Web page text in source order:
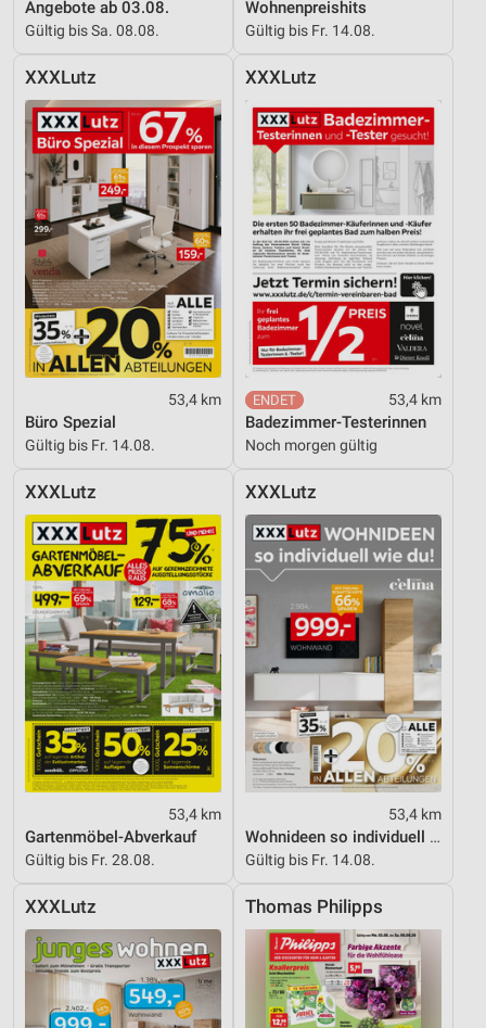
Angebote ab 03.08.
Gültig bis Sa. 08.08.
Wohnenpreishits
Gültig bis Fr. 14.08.
XXXLutz
53,4 km
Büro Spezial
Gültig bis Fr. 14.08.
XXXLutz
53,4 km
Badezimmer-Testerinnen
Noch morgen gültig
XXXLutz
53,4 km
Gartenmöbel-Abverkauf
Gültig bis Fr. 28.08.
XXXLutz
53,4 km
Wohnideen so individuell wie du!
Gültig bis Fr. 14.08.
XXXLutz Thomas Philipps
Erstellung von Profilen zur Personalisierung
Verwendung von Profilen zur Auswahl
personalisierter Inhalte
Messung der Werbeleistung
Messung der Performance von Inhalten
Analyse von Zielgruppen durch Statistiken oder
Kombinationen von Daten aus verschiedenen
Quellen
Entwicklung und Verbesserung der Angebote
IAB-Besonderheiten:
Geräte anhand von aktiv angeforderten
Informationen identifizieren
Nicht-IAB-Verarbeitungszwecke:
Notwendig
Performance
Funktional
Werbung